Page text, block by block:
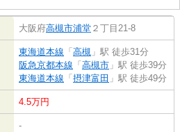
大阪府高槻市浦堂 ２丁目21-8
東海道本線 「 高槻 」駅 徒歩31分
阪急京都本線 「 高槻市 」駅 徒歩39分
東海道本線 「 摂津富田 」駅 徒歩49分
4.5万円
-